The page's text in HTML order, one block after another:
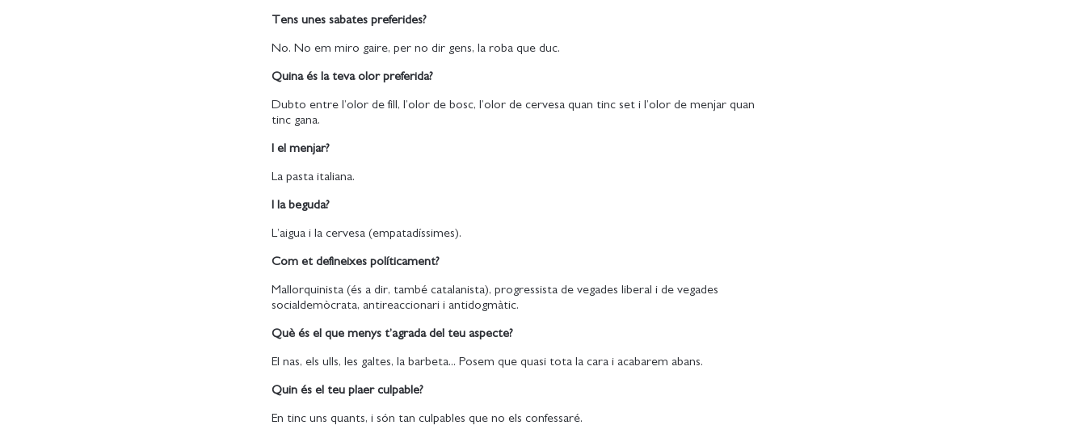
Tens unes sabates preferides?
No. No em miro gaire, per no dir gens, la roba que duc.
Quina és la teva olor preferida?
Dubto entre l’olor de fill, l’olor de bosc, l’olor de cervesa quan tinc set i l’olor de menjar quan
tinc gana.
I el menjar?
La pasta italiana.
I la beguda?
L’aigua i la cervesa (empatadíssimes).
Com et defineixes políticament?
Mallorquinista (és a dir, també catalanista), progressista de vegades liberal i de vegades
socialdemòcrata, antireaccionari i antidogmàtic.
Què és el que menys t’agrada del teu aspecte?
El nas, els ulls, les galtes, la barbeta... Posem que quasi tota la cara i acabarem abans.
Quin és el teu plaer culpable?
En tinc uns quants, i són tan culpables que no els confessaré.